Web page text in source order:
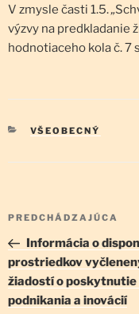
V zmysle časti 1.5.„
výzvy na predkladanie
hodnotiaceho kola č. 7
KATEGÓRIE
VŠEOBECNÝ
Navigácia
článku
Predchádzajúci
článok
PREDCHÁDZAJÚCA
Informácia o
prostriedkov
žiadostí o poskytnutie
podnikania a inovácií